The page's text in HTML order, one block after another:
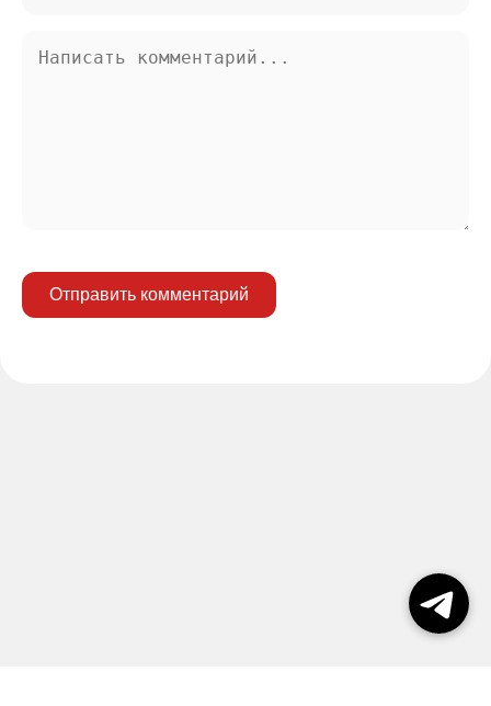
Отправить комментарий